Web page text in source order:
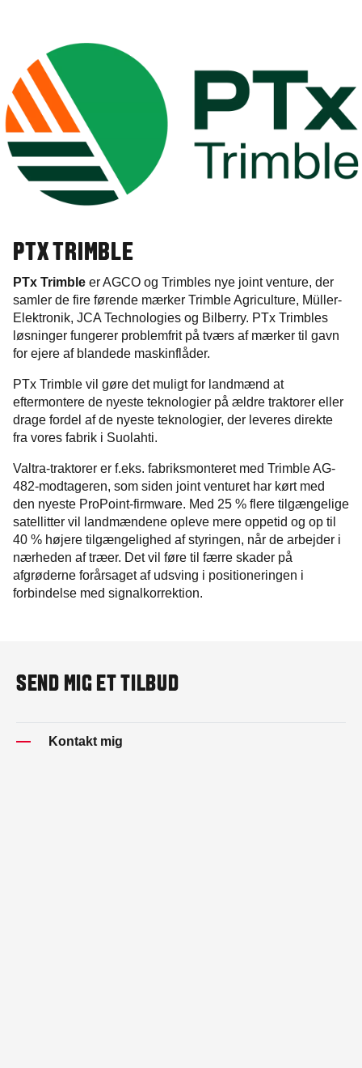
PTX TRIMBLE
PTx Trimble er AGCO og Trimbles nye joint venture, der
samler de fire førende mærker Trimble Agriculture, Müller-
Elektronik, JCA Technologies og Bilberry. PTx Trimbles
løsninger fungerer problemfrit på tværs af mærker til gavn
for ejere af blandede maskinflåder.
PTx Trimble vil gøre det muligt for landmænd at
eftermontere de nyeste teknologier på ældre traktorer eller
drage fordel af de nyeste teknologier, der leveres direkte
fra vores fabrik i Suolahti.
Valtra-traktorer er f.eks. fabriksmonteret med Trimble AG-
482-modtageren, som siden joint venturet har kørt med
den nyeste ProPoint-firmware. Med 25 % flere tilgængelige
satellitter vil landmændene opleve mere oppetid og op til
40 % højere tilgængelighed af styringen, når de arbejder i
nærheden af træer. Det vil føre til færre skader på
afgrøderne forårsaget af udsving i positioneringen i
forbindelse med signalkorrektion.
SEND MIG ET TILBUD
Kontakt mig